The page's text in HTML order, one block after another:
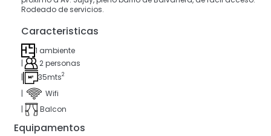
Rodeado de servicios.
Caracteristicas
1 ambiente
|
2 personas
|
35mts2
|
Wifi
|
Balcon
Equipamentos